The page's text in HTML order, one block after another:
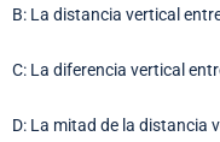
B: La distancia vertical
C: La diferencia vertical
D: La mitad de la distancia